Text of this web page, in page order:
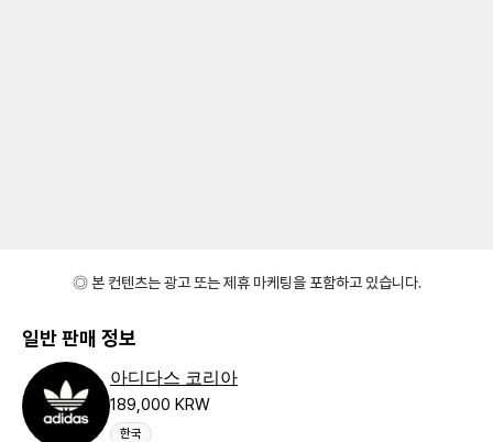
◎ 본 컨텐츠는 광고 또는 제휴 마케팅을 포함하고 있습니다.
일반 판매 정보
아디다스 코리아
189,000 KRW
한국